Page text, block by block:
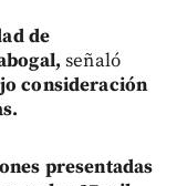
de
señaló
consideración
presentadas